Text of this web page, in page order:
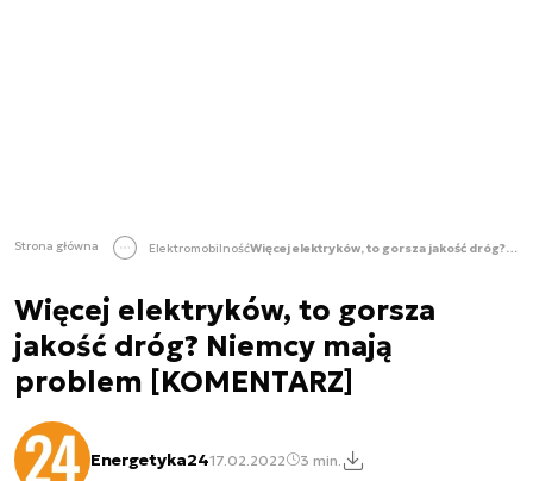
Strona główna Elektromobilność Więcej elektryków, to gorsza jakość dróg? Niemcy mają problem [KOMENTARZ]
Więcej elektryków, to gorsza
jakość dróg? Niemcy mają
problem [KOMENTARZ]
Energetyka2417.02.2022 3 min.